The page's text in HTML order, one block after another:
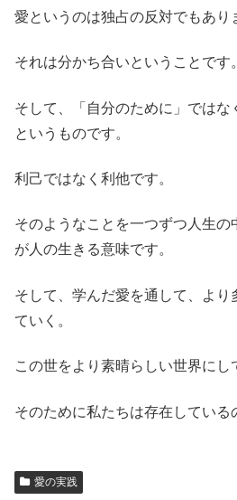
愛というのは独占の反対でもあり
それは分かち合いということです。
そして、「自分のために」ではな
というものです。
利己ではなく利他です。
そのようなことを一つずつ人生
が人の生きる意味です。
そして、学んだ愛を通して、より
ていく。
この世をより素晴らしい世界にし
そのために私たちは存在している
愛の実践